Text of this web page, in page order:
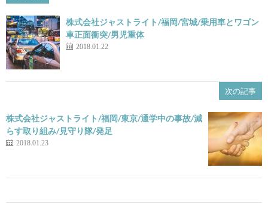
株式会社ジャストライト/福岡/宮城/乗用車とワゴン
車正面衝突/男児重体
2018.01.22
次の記事
株式会社ジャストライト/福岡/東京/通学中の事故/減
らす取り組み/見守り隊/発足
2018.01.23